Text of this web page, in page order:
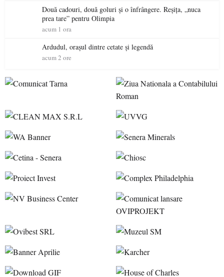
Două cadouri, două goluri și o înfrângere. Reșița, „nuca
prea tare” pentru Olimpia
acum 1 ora
Ardudul, orașul dintre cetate și legendă
acum 2 ore